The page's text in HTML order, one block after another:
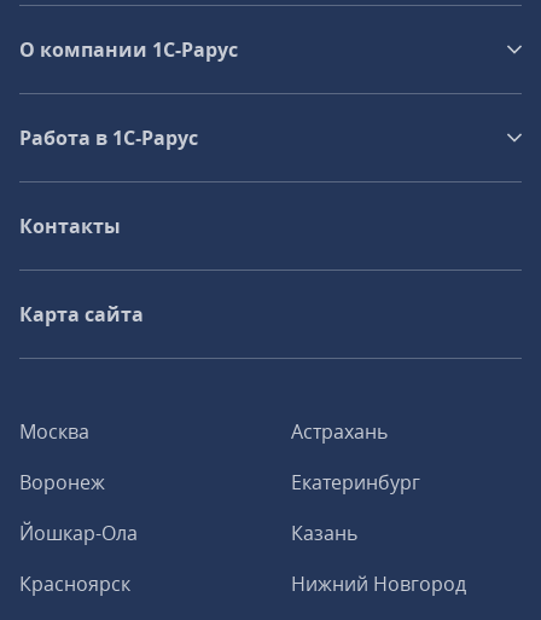
Москва
Астрахань
Воронеж
Екатеринбург
Йошкар-Ола
Казань
Красноярск
Нижний Новгород
О компании 1C-Рарус
Работа в 1С‑Рарус
Контакты
Карта сайта